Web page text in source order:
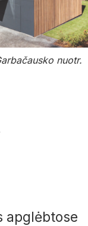
nuotr.
apglėbtose